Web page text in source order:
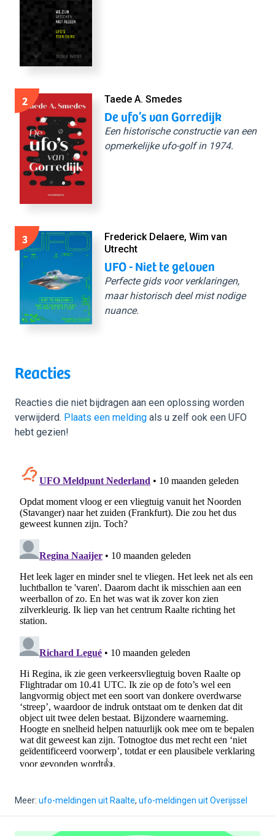
2 Taede A. Smedes
De ufo’s van Gorredijk
Een historische constructie van een
opmerkelijke ufo-golf in 1974.
3
Frederick Delaere, Wim van
Utrecht
UFO - Niet te geloven
Perfecte gids voor verklaringen,
maar historisch deel mist nodige
nuance.
Reacties
Reacties die niet bijdragen aan een oplossing worden
verwijderd. Plaats een melding als u zelf ook een UFO
hebt gezien!
Meer: ufo-meldingen uit Raalte, ufo-meldingen uit Overijssel